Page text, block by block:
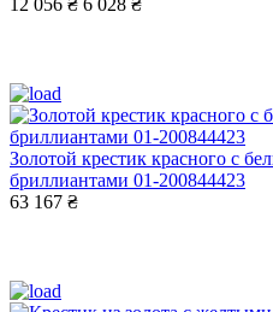
Золотой крестик красного с
бриллиантами 01-200844423
63 167 ₴